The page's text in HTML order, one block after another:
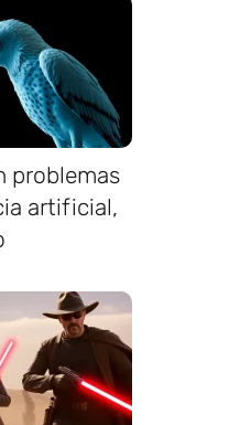
problemas
artificial,